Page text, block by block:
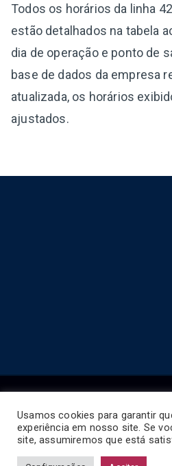
Todos os horários da linha
estão detalhados na tabela
dia de operação e ponto de
base de dados da empresa
atualizada, os horários
ajustados.
Copyright © 2026
Usamos cookies para garantir
experiência em nosso site. Se
site, assumiremos que está